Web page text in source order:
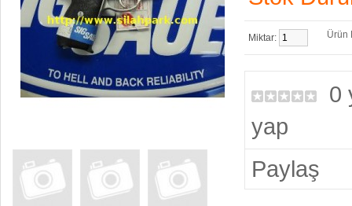
Miktar: Ürün
0
yap
Paylaş